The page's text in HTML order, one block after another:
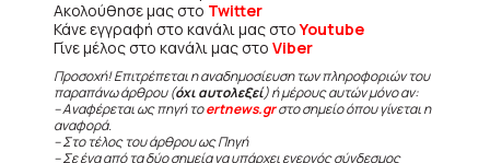
Ακολούθησε μας στο Twitter
Κάνε εγγραφή στο κανάλι μας στοYoutube
Γίνε μέλος στο κανάλι μας στο Viber
Προσοχή! Επιτρέπεται η αναδημοσίευση των πληροφοριών του
παραπάνω άρθρου (όχι αυτολεξεί) ή μέρους αυτών μόνο αν:
– Αναφέρεται ως πηγή τοertnews.grστο σημείο όπου γίνεται η
αναφορά.
– Στο τέλος του άρθρου ως Πηγή
– Σε ένα από τα δύο σημεία να υπάρχει ενεργός σύνδεσμος